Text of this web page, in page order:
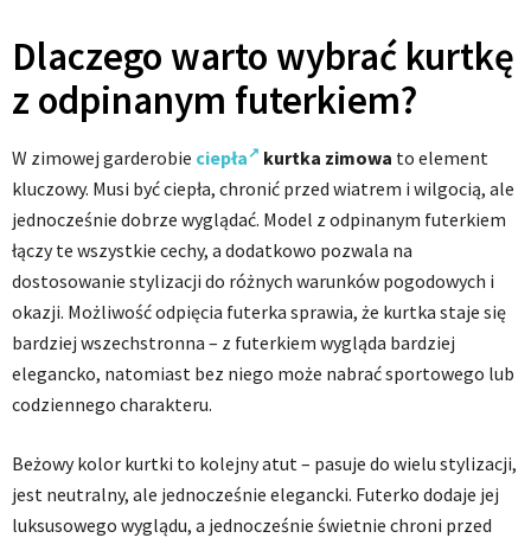
Dlaczego warto wybrać kurtkę
z odpinanym futerkiem?
W zimowej garderobie ciepła kurtka zimowa to element
kluczowy. Musi być ciepła, chronić przed wiatrem i wilgocią, ale
jednocześnie dobrze wyglądać. Model z odpinanym futerkiem
łączy te wszystkie cechy, a dodatkowo pozwala na
dostosowanie stylizacji do różnych warunków pogodowych i
okazji. Możliwość odpięcia futerka sprawia, że kurtka staje się
bardziej wszechstronna – z futerkiem wygląda bardziej
elegancko, natomiast bez niego może nabrać sportowego lub
codziennego charakteru.
Beżowy kolor kurtki to kolejny atut – pasuje do wielu stylizacji,
jest neutralny, ale jednocześnie elegancki. Futerko dodaje jej
luksusowego wyglądu, a jednocześnie świetnie chroni przed